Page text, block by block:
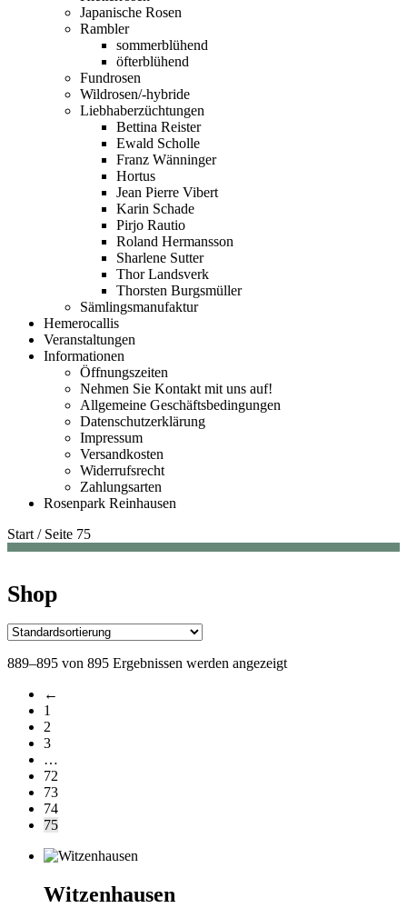
Japanische Rosen
Rambler
sommerblühend
öfterblühend
Fundrosen
Wildrosen/-hybride
Liebhaberzüchtungen
Bettina Reister
Ewald Scholle
Franz Wänninger
Hortus
Jean Pierre Vibert
Karin Schade
Pirjo Rautio
Roland Hermansson
Sharlene Sutter
Thor Landsverk
Thorsten Burgsmüller
Sämlingsmanufaktur
Hemerocallis
Veranstaltungen
Informationen
Öffnungszeiten
Nehmen Sie Kontakt mit uns auf!
Allgemeine Geschäftsbedingungen
Datenschutzerklärung
Impressum
Versandkosten
Widerrufsrecht
Zahlungsarten
Rosenpark Reinhausen
Start / Seite 75
Shop
889–895 von 895 Ergebnissen werden angezeigt
←
1
2
3
…
72
73
74
75
Witzenhausen